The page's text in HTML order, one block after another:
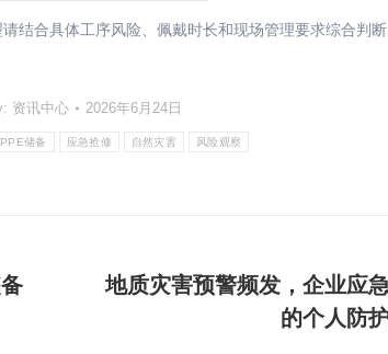
结合具体工序风险、佩戴时长和现场管理要求综合判断
资讯中心 2026年6月24日
PPE储备 应急抢修 自然灾害 风险观察
地质灾害预警频发，企业应
的个人防